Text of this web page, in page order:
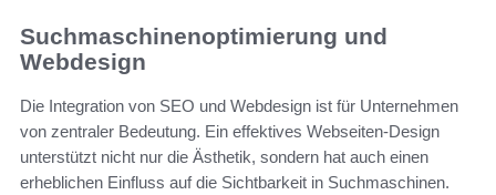
Suchmaschinenoptimierung und
Webdesign
Die Integration von SEO und Webdesign ist für Unternehmen
von zentraler Bedeutung. Ein effektives Webseiten-Design
unterstützt nicht nur die Ästhetik, sondern hat auch einen
erheblichen Einfluss auf die Sichtbarkeit in Suchmaschinen.